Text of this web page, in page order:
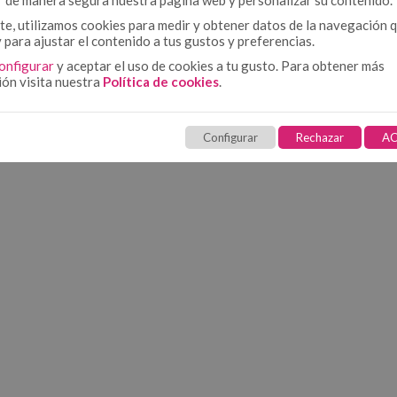
utilizamos cookies para medir y obtener datos de la navegación
para ajustar el contenido a tus gustos y preferencias.
y aceptar el uso de cookies a tu gusto. Para obtener más
visita nuestra Política de cookies.
Configurar Rechazar